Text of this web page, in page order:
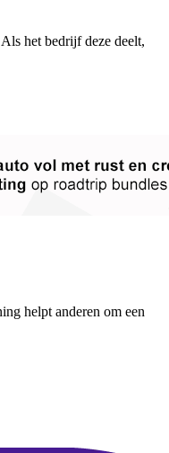
het bedrijf deze deelt,
helpt anderen om een